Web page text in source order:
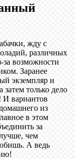
жду с
различных
возможности
Заранее
экземпляр и
затем только дело
И вариантов
из
в этом
за
чем
А ведь